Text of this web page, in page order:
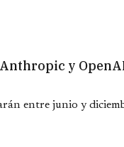
y
entre junio y